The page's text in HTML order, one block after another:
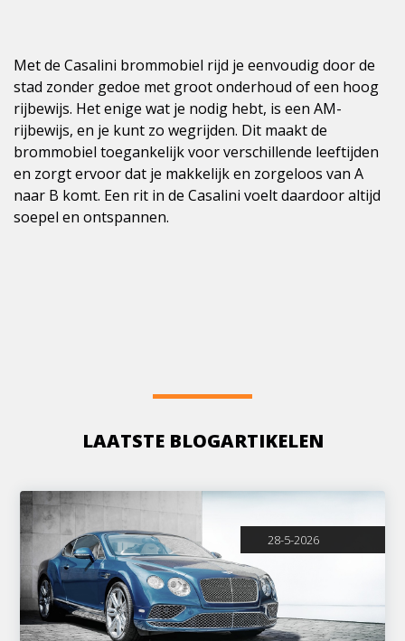
Met de Casalini brommobiel rijd je eenvoudig door de
stad zonder gedoe met groot onderhoud of een hoog
rijbewijs. Het enige wat je nodig hebt, is een AM-
rijbewijs, en je kunt zo wegrijden. Dit maakt de
brommobiel toegankelijk voor verschillende leeftijden
en zorgt ervoor dat je makkelijk en zorgeloos van A
naar B komt. Een rit in de Casalini voelt daardoor altijd
soepel en ontspannen.
LAATSTE BLOGARTIKELEN
28-5-2026